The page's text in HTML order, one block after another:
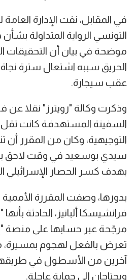
في المقابل، نفت الإدارة
التونسي الرواية المتداولة
موضحة في بيان أن التحقيقات
الحريق سببه اشتعال سترة
عقب سيجارة.
وذكرت وكالة "رويترز" نقلا
السفينة المستهدفة كانت تقل
التوجيهية، وكان من المقرر أن
سيدي بوسعيد في وقت لاحق
بهدف كسر الحصار الإسرائيلي
بدورها، وصفت المقررة
فرانشيسكا ألبانيز، الحادثة
مرجّحة عبر حسابها على منصة
تعرض بالفعل لهجوم بمسيرة،
آخرين من الأسطول في
ويحتاجان إلى حماية عاجلة.